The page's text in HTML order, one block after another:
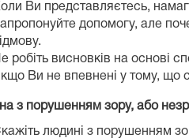
Ви представляєтесь,
допомогу, але
робіть висновків на основі
Ви не впевнені у тому, що
з порушенням зору, або
людині з порушенням